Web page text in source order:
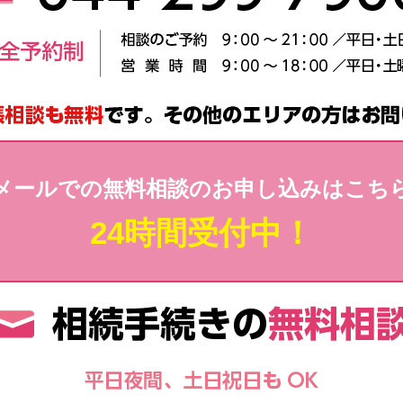
ールでの無料相談のお申し込みはこち
24時間受付中！